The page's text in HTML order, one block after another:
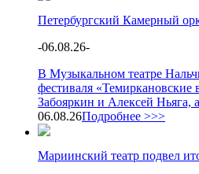
Петербургский Камерный
-06.08.26-
В Музыкальном театре
фестиваля «Темиркановские
Забояркин и Алексей Ньяга,
06.08.26Подробнее >>>
Мариинский театр подвел